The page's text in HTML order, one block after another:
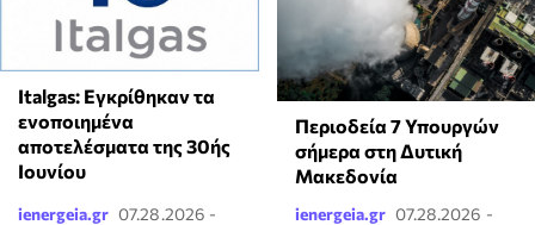
Italgas: Eγκρίθηκαν τα
ενοποιημένα
αποτελέσματα της 30ής
Ιουνίου
ienergeia.gr 07.28.2026 -
Περιοδεία 7 Υπουργών
σήμερα στη Δυτική
Μακεδονία
ienergeia.gr 07.28.2026 -